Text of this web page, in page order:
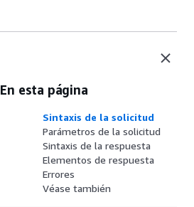
En esta página
Sintaxis de la solicitud
Parámetros de la solicitud
Sintaxis de la respuesta
Elementos de respuesta
Errores
Véase también